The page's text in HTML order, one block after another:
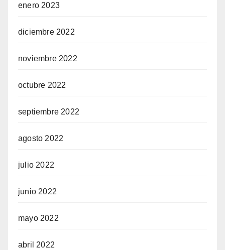
enero 2023
diciembre 2022
noviembre 2022
octubre 2022
septiembre 2022
agosto 2022
julio 2022
junio 2022
mayo 2022
abril 2022